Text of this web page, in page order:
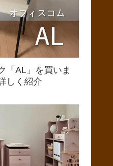
「AL」を買いま
しく紹介